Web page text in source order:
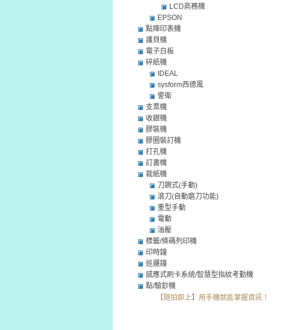
LCD商務機
EPSON
點陣印表機
護貝機
電子白板
碎紙機
IDEAL
sysform西德風
警衛
支票機
收銀機
膠裝機
膠圈裝訂機
打孔機
訂書機
裁紙機
刀鍘式(手動)
滾刀(自動磨刀功能)
重型手動
電動
油壓
標籤/條碼列印機
印時鐘
巡邏鐘
感應式刷卡系統/智慧型指紋考勤機
點/驗鈔機
【隨拍即上】用手機就能掌握資訊！